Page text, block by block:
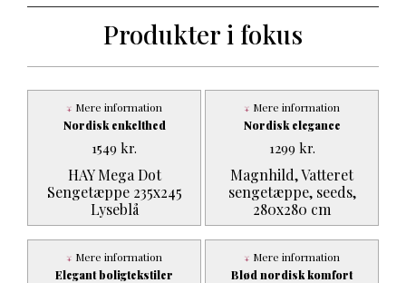
Produkter i fokus
Nordisk enkelthed
HAY Mega Dot
Sengetæppe 235x245
Lyseblå
1549 kr.
Mere information
Nordisk elegance
Magnhild, Vatteret
sengetæppe, seeds,
280x280 cm
1299 kr.
Mere information
Elegant boligtekstiler
Mere information
Blød nordisk komfort
Mere information